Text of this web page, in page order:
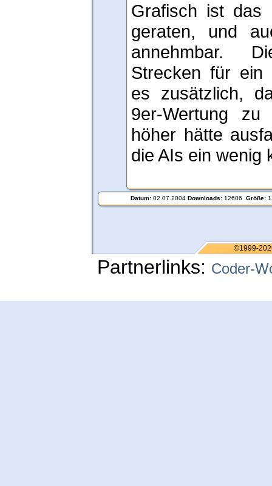
Grafisch ist das
geraten, und
annehmbar.
Strecken für ein
es zusätzlich,
9er-Wertung
höher hätte
die AIs ein wenig
Datum: 02.07.2004 Downloads: 12606 Größe:
©1999-
Partnerlinks: Coder-